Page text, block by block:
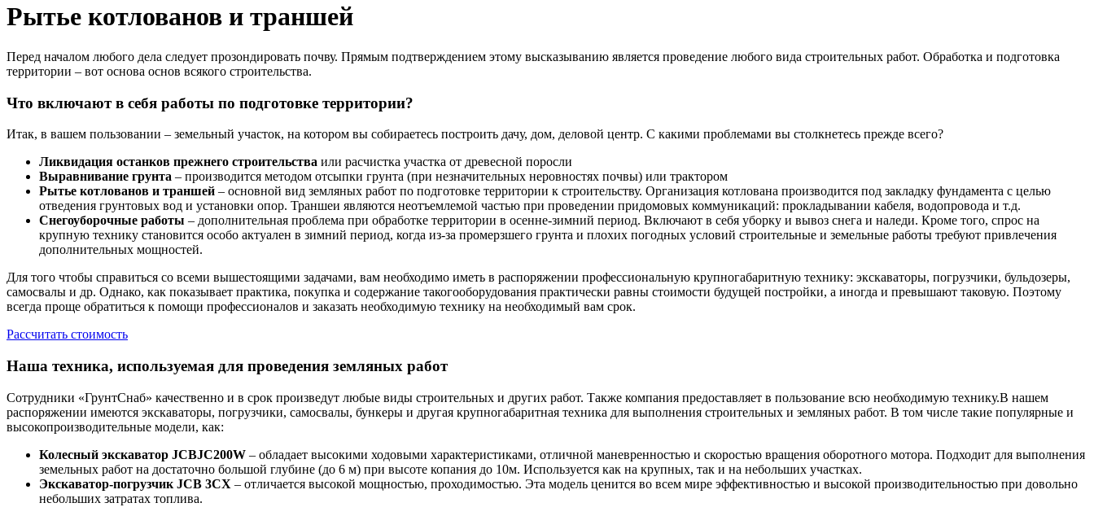
Рытье котлованов и траншей
Перед началом любого дела следует прозондировать почву. Прямым подтверждением этому высказыванию является проведение любого вида строительных работ. Обработка и подготовка
территории – вот основа основ всякого строительства.
Что включают в себя работы по подготовке территории?
Итак, в вашем пользовании – земельный участок, на котором вы собираетесь построить дачу, дом, деловой центр. С какими проблемами вы столкнетесь прежде всего?
Ликвидация останков прежнего строительства или расчистка участка от древесной поросли
Выравнивание грунта – производится методом отсыпки грунта (при незначительных неровностях почвы) или трактором
Рытье котлованов и траншей – основной вид земляных работ по подготовке территории к строительству. Организация котлована производится под закладку фундамента с целью
отведения грунтовых вод и установки опор. Траншеи являются неотъемлемой частью при проведении придомовых коммуникаций: прокладывании кабеля, водопровода и т.д.
Снегоуборочные работы – дополнительная проблема при обработке территории в осенне-зимний период. Включают в себя уборку и вывоз снега и наледи. Кроме того, спрос на
крупную технику становится особо актуален в зимний период, когда из-за промерзшего грунта и плохих погодных условий строительные и земельные работы требуют привлечения
дополнительных мощностей.
Для того чтобы справиться со всеми вышестоящими задачами, вам необходимо иметь в распоряжении профессиональную крупногабаритную технику: экскаваторы, погрузчики, бульдозеры,
самосвалы и др. Однако, как показывает практика, покупка и содержание такогооборудования практически равны стоимости будущей постройки, а иногда и превышают таковую. Поэтому
всегда проще обратиться к помощи профессионалов и заказать необходимую технику на необходимый вам срок.
Рассчитать стоимость
Наша техника, используемая для проведения земляных работ
Сотрудники «ГрунтСнаб» качественно и в срок произведут любые виды строительных и других работ. Также компания предоставляет в пользование всю необходимую технику.В нашем
распоряжении имеются экскаваторы, погрузчики, самосвалы, бункеры и другая крупногабаритная техника для выполнения строительных и земляных работ. В том числе такие популярные и
высокопроизводительные модели, как:
Колесный экскаватор JCBJC200W – обладает высокими ходовыми характеристиками, отличной маневренностью и скоростью вращения оборотного мотора. Подходит для выполнения
земельных работ на достаточно большой глубине (до 6 м) при высоте копания до 10м. Используется как на крупных, так и на небольших участках.
Экскаватор-погрузчик JCB 3CX – отличается высокой мощностью, проходимостью. Эта модель ценится во всем мире эффективностью и высокой производительностью при довольно
небольших затратах топлива.